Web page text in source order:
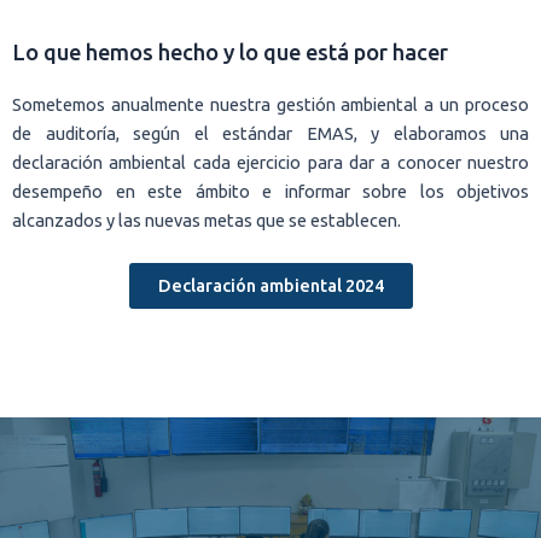
Lo que hemos hecho y lo que está por hacer
Sometemos anualmente nuestra gestión ambiental a un proceso
de auditoría, según el estándar EMAS, y elaboramos una
declaración ambiental cada ejercicio para dar a conocer nuestro
desempeño en este ámbito e informar sobre los objetivos
alcanzados y las nuevas metas que se establecen.
Declaración ambiental 2024